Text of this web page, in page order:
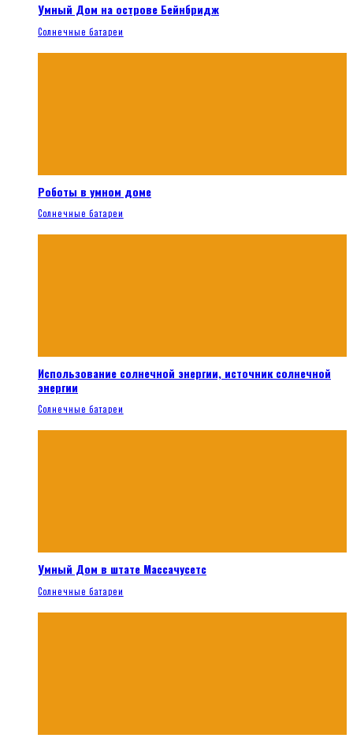
Умный Дом на острове Бейнбридж
Солнечные батареи
Роботы в умном доме
Солнечные батареи
Использование солнечной энергии, источник солнечной
энергии
Солнечные батареи
Умный Дом в штате Массачусетс
Солнечные батареи